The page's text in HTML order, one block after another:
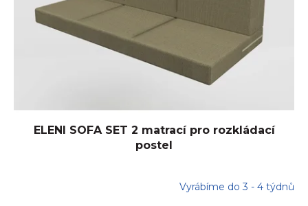
ELENI SOFA SET 2 matrací pro rozkládací
postel
Vyrábíme do 3 - 4 týdnů